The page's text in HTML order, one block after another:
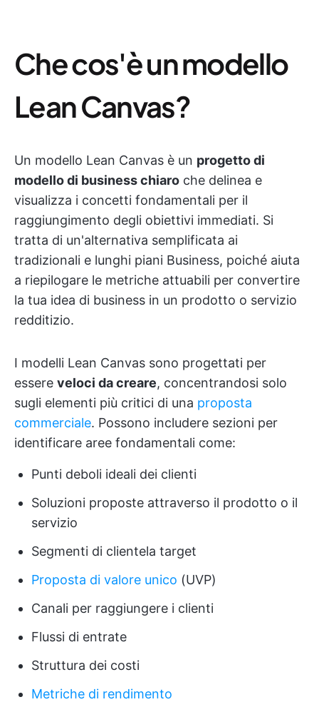
Che cos'è un modello
Lean Canvas?
Un modello Lean Canvas è un progetto di
modello di business chiaro che delinea e
visualizza i concetti fondamentali per il
raggiungimento degli obiettivi immediati. Si
tratta di un'alternativa semplificata ai
tradizionali e lunghi piani Business, poiché aiuta
a riepilogare le metriche attuabili per convertire
la tua idea di business in un prodotto o servizio
redditizio.
I modelli Lean Canvas sono progettati per
essere veloci da creare, concentrandosi solo
sugli elementi più critici di una proposta
commerciale. Possono includere sezioni per
identificare aree fondamentali come:
Punti deboli ideali dei clienti
Soluzioni proposte attraverso il prodotto o il
servizio
Segmenti di clientela target
Proposta di valore unico (UVP)
Canali per raggiungere i clienti
Flussi di entrate
Struttura dei costi
Metriche di rendimento